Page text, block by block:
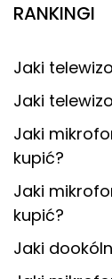
RANKINGI
Jaki
Jaki
Jaki
kupić?
Jaki
kupić?
Jaki